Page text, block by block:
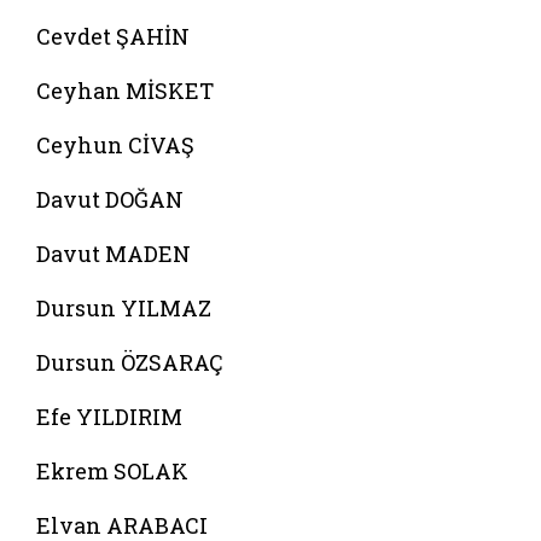
Cevdet ŞAHİN
Ceyhan MİSKET
Ceyhun CİVAŞ
Davut DOĞAN
Davut MADEN
Dursun YILMAZ
Dursun ÖZSARAÇ
Efe YILDIRIM
Ekrem SOLAK
Elvan ARABACI